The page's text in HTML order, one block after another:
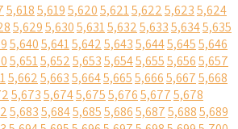
5,6185,6195,6205,6215,6225,6235,624
5,6295,6305,6315,6325,6335,6345,635
5,6405,6415,6425,6435,6445,6455,646
5,6515,6525,6535,6545,6555,6565,657
5,6625,6635,6645,6655,6665,6675,668
5,6735,6745,6755,6765,6775,678
5,6835,6845,6855,6865,6875,6885,689